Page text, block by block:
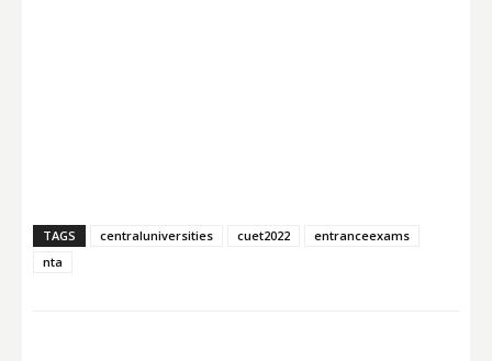
TAGS centraluniversities cuet2022
entranceexams
nta